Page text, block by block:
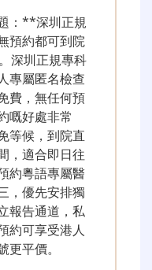
：**深圳正規
預約都可到院
深圳正規專科
專屬匿名檢查
費，無任何預
嘅好處非常
等候，到院直
，適合即日往
約粵語專屬醫
，優先安排獨
報告通道，私
約可享受港人
平價。